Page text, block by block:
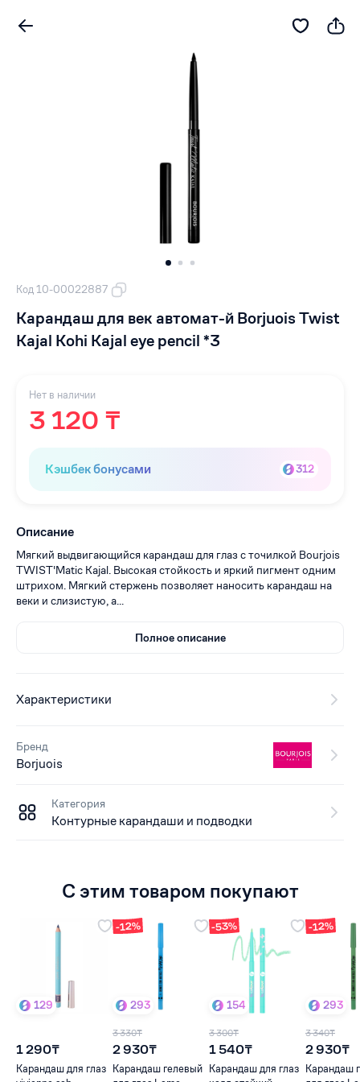
Код 10-00022887
Карандаш для век автомат-й Borjuois Twist
Kajal Kohi Kajal eye pencil *3
Нет в наличии
3 120 ₸
Кэшбек бонусами 312
Описание
Мягкий выдвигающийся карандаш для глаз с точилкой Bourjois
TWIST'Matic Kajal. Высокая стойкость и яркий пигмент одним
штрихом. Мягкий стержень позволяет наносить карандаш на
веки и слизистую, а...
Полное описание
Характеристики
Бренд
Borjuois
Категория
Контурные карандаши и подводки
С этим товаром покупают
129
1 290₸
Карандаш для глаз
-12%
293
3 330₸
2 930₸
Карандаш гелевый
-53%
154
3 300₸
1 540₸
Карандаш для глаз
-12%
293
3 340₸
2 930₸
Карандаш